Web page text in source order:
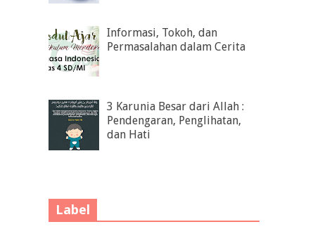
Informasi, Tokoh, dan
Permasalahan dalam Cerita
3 Karunia Besar dari Allah :
Pendengaran, Penglihatan,
dan Hati
Label